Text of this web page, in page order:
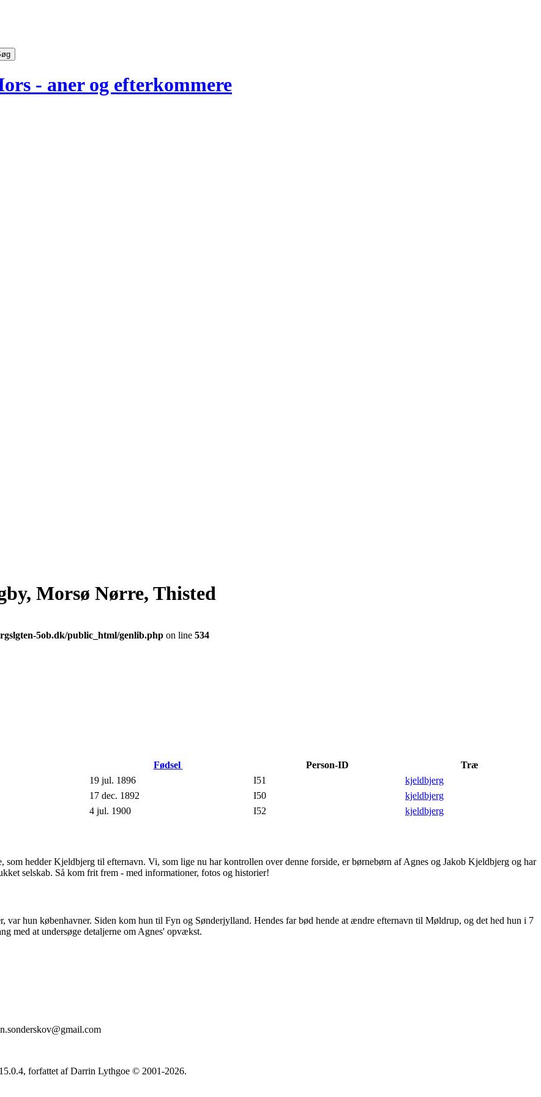
- aner og efterkommere
Morsø Nørre, Thisted
5ob.dk/public_html/genlib.php on line 534
Fødsel Person-ID
Træ
19 jul. 1896 I51
kjeldbjerg
17 dec. 1892 I50
kjeldbjerg
4 jul. 1900 I52 kjeldbjerg
hedder Kjeldbjerg til efternavn. Vi, som lige nu har kontrollen over denne forside, er børnebørn af Agnes og Jakob Kjeldbjerg og har
selskab. Så kom frit frem - med informationer, fotos og historier!
hun københavner. Siden kom hun til Fyn og Sønderjylland. Hendes far bød hende at ændre efternavn til Møldrup, og det hed hun i 7
med at undersøge detaljerne om Agnes' opvækst.
forfattet af Darrin Lythgoe © 2001-2026.